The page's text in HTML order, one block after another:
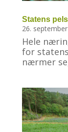
Statens
26.
Hele
for
nærmer